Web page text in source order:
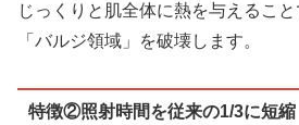
じっくりと肌全体に熱を与えるこ
「バルジ領域」を破壊します。
特徴②照射時間を従来の1/3に短縮